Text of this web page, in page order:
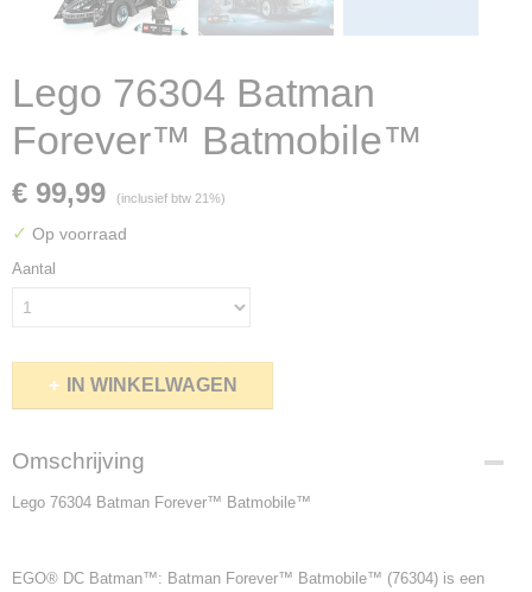
Lego 76304 Batman
Forever™ Batmobile™
€ 99,99 (inclusief btw 21%)
✓ Op voorraad
Aantal
IN WINKELWAGEN
Omschrijving
Lego 76304 Batman Forever™ Batmobile™
EGO® DC Batman™: Batman Forever™ Batmobile™ (76304) is een